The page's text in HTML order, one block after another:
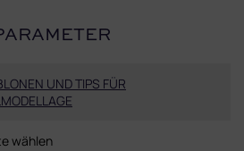
UND TIPS FÜR
wählen